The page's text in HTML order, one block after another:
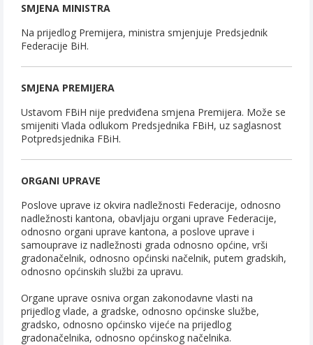
SMJENA MINISTRA
Na prijedlog Premijera, ministra smjenjuje Predsjednik
Federacije BiH.
SMJENA PREMIJERA
Ustavom FBiH nije predviđena smjena Premijera. Može se
smijeniti Vlada odlukom Predsjednika FBiH, uz saglasnost
Potpredsjednika FBiH.
ORGANI UPRAVE
Poslove uprave iz okvira nadležnosti Federacije, odnosno
nadležnosti kantona, obavljaju organi uprave Federacije,
odnosno organi uprave kantona, a poslove uprave i
samouprave iz nadležnosti grada odnosno općine, vrši
gradonačelnik, odnosno općinski načelnik, putem gradskih,
odnosno općinskih službi za upravu.
Organe uprave osniva organ zakonodavne vlasti na
prijedlog vlade, a gradske, odnosno općinske službe,
gradsko, odnosno općinsko vijeće na prijedlog
gradonačelnika, odnosno općinskog načelnika.